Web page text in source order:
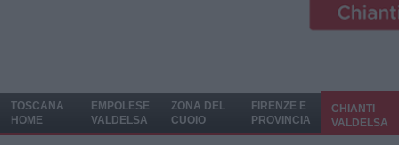
TOSCANA
HOME
EMPOLESE
VALDELSA
ZONA DEL
CUOIO
FIRENZE E
PROVINCIA
CHIANTI
VALDELSA